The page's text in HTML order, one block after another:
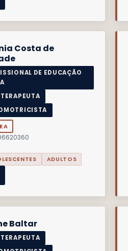
Costa de
DE EDUCAÇÃO
ADULTOS
Baltar